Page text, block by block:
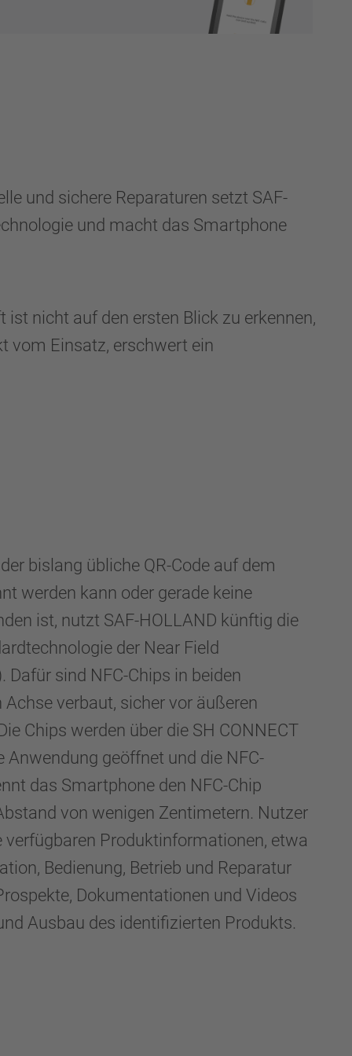
und sichere Reparaturen setzt SAF-
und macht das Smartphone
nicht auf den ersten Blick zu erkennen,
vom Einsatz, erschwert ein
bislang übliche QR-Code auf dem
werden kann oder gerade keine
ist, nutzt SAF-HOLLAND künftig die
der Near Field
sind NFC-Chips in beiden
verbaut, sicher vor äußeren
Chips werden über die SH CONNECT
Anwendung geöffnet und die NFC-
das Smartphone den NFC-Chip
von wenigen Zentimetern. Nutzer
verfügbaren Produktinformationen, etwa
Bedienung, Betrieb und Reparatur
Dokumentationen und Videos
Ausbau des identifizierten Produkts.